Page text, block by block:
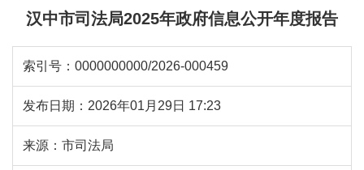
汉中市司法局2025年政府信息公开年度报告
索引号： 0000000000/2026-000459
发布日期： 2026年01月29日 17:23
来源： 市司法局